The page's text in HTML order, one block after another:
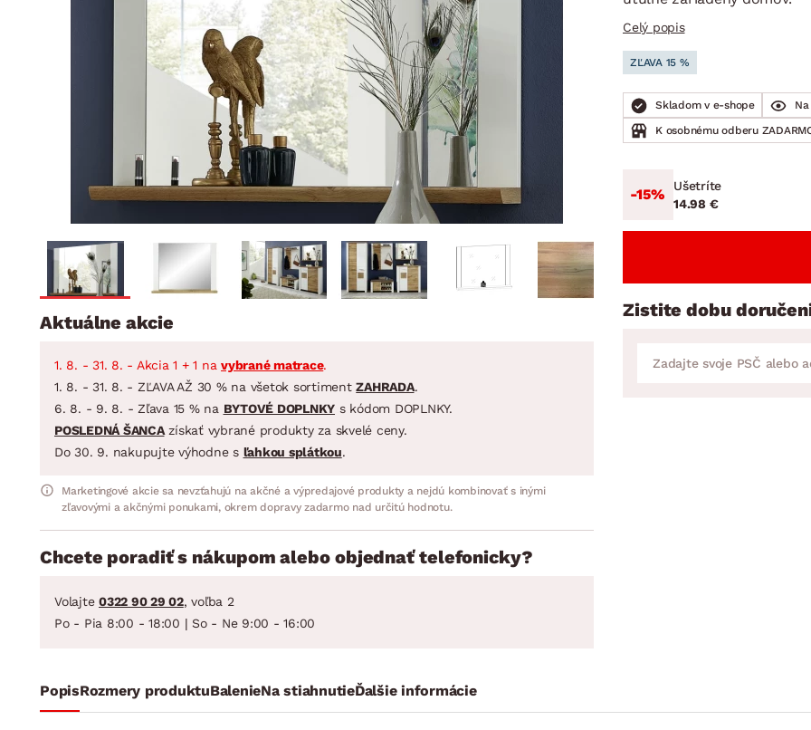
Detská izba
Predsieň, šatník a chodba
Záhrada
Domácnosť
STOLOVANIE A VARENIE
Jedálenský servis
Príbory
Hrnce
Panvice
Zobrazit vše
DOMÁCE SPOTREBIČE ZÁHRADNÉ
VEĽKÁ NOC
Kúpeľňové zostavy
Jedálenské zostavy
Záhradné zostavy
Celý popis
ZĽAVA 15 %
Skladom v e-shope
K osobnému odberu
-15%
Ušetríte
14.98 €
Zistite dobu
Aktuálne akcie
1. 8. - 31. 8. - Akcia 1 + 1 na vybrané matrace.
1. 8. - 31. 8. - ZĽAVA AŽ 30 % na všetok sortimentZAHRADA.
6. 8. - 9. 8. - Zľava 15 % na BYTOVÉ DOPLNKY s kódom DOPLNKY.
POSLEDNÁ ŠANCAzískať vybrané produkty za skvelé ceny.
Do 30. 9. nakupujte výhodne s ľahkou splátkou.
Marketingové akcie sa nevzťahujú na akčné a výpredajové produkty a nejdú kombinovať s inými
zľavovými a akčnými ponukami, okrem dopravy zadarmo nad určitú hodnotu.
Chcete poradiť s nákupom alebo objednať telefonicky?
Volajte 0322 90 29 02, voľba 2
Po - Pia 8:00 - 18:00 | So - Ne 9:00 - 16:00
PopisRozmery produktuBalenieNa stiahnutieĎalšie informácie